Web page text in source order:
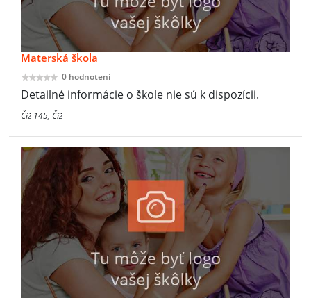
Materská škola
0 hodnotení
Detailné informácie o škole nie sú k dispozícii.
Číž 145, Číž